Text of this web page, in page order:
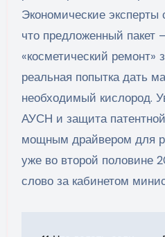
Экономические эксперты
что предложенный пакет
«косметический ремонт»
реальная попытка дать
необходимый кислород.
АУСН и защита
мощным драйвером для
уже во второй половине
слово за кабинетом